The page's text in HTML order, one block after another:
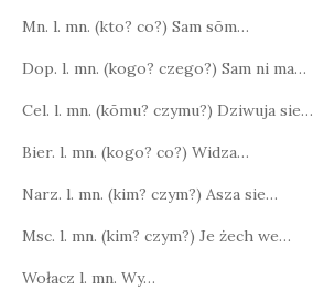
Mn. l. mn. (kto? co?) Sam sōm…
Dop. l. mn. (kogo? czego?) Sam ni ma…
Cel. l. mn. (kōmu? czymu?) Dziwuja sie…
Bier. l. mn. (kogo? co?) Widza…
Narz. l. mn. (kim? czym?) Asza sie…
Msc. l. mn. (kim? czym?) Je żech we…
Wołacz l. mn. Wy…